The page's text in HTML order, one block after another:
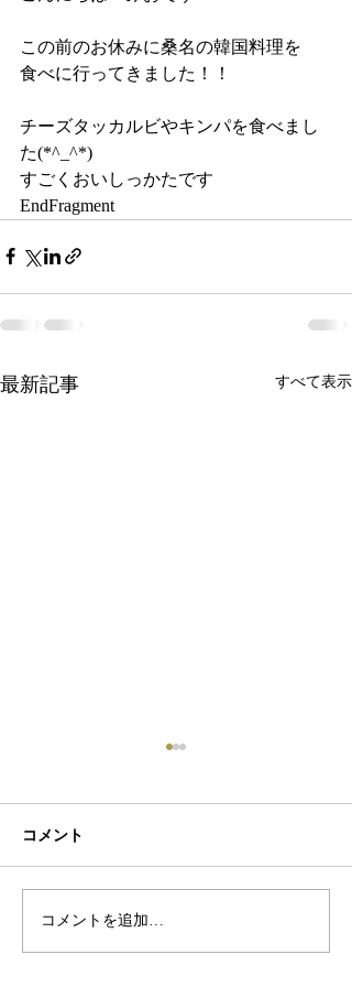
この前のお休みに桑名の韓国料理を
食べに行ってきました！！
チーズタッカルビやキンパを食べまし
た(*^_^*)
すごくおいしっかたです
EndFragment
最新記事 すべて表示
初ネイル
コメント
コメントを追加…